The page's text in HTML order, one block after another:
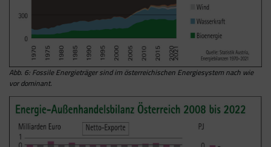
Abb. 6: Fossile Energieträger sind im österreichischen Energiesystem nach wie
vor dominant.